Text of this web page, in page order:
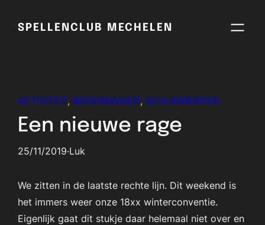
SPELLENCLUB MECHELEN
ACTIVITEIT, BEDENKINGEN, SCHIJNWERPER
Een nieuwe rage
25/11/2019·Luk
We zitten in de laatste rechte lijn. Dit weekend is
het immers weer onze 18xx winterconventie.
Eigenlijk gaat dit stukje daar helemaal niet over en